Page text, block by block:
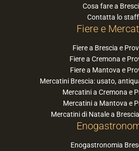
Cosa fare a
Contatta lo staff
Fiere e
Fiere a Brescia e
Fiere a Cremona e
Fiere a Mantova e
Mercatini Brescia: usato,
Mercatini a Cremona e
Mercatini a Mantova e
Mercatini di Natale a
Enogastronomia